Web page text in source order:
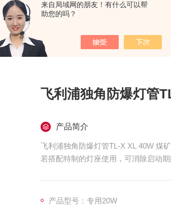
来自局域网的朋友！有什么可以帮
助您的吗？
司朗LED天棚灯 飞利浦工矿灯 消防应急雷士
飞利浦独角防爆灯管
产品简介
飞利浦独角防爆灯管TL-X XL 40W 煤
若搭配特制的灯座使用，可消除启动期
产品型号：专用20W